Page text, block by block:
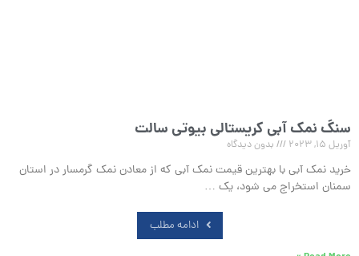
سنگ نمک آبی کریستالی بیوتی سالت
آوریل 15, 2023 بدون دیدگاه
خرید نمک آبی با بهترین قیمت نمک آبی که از معادن نمک گرمسار در استان
سمنان استخراج می شود، یک …
ادامه مطلب